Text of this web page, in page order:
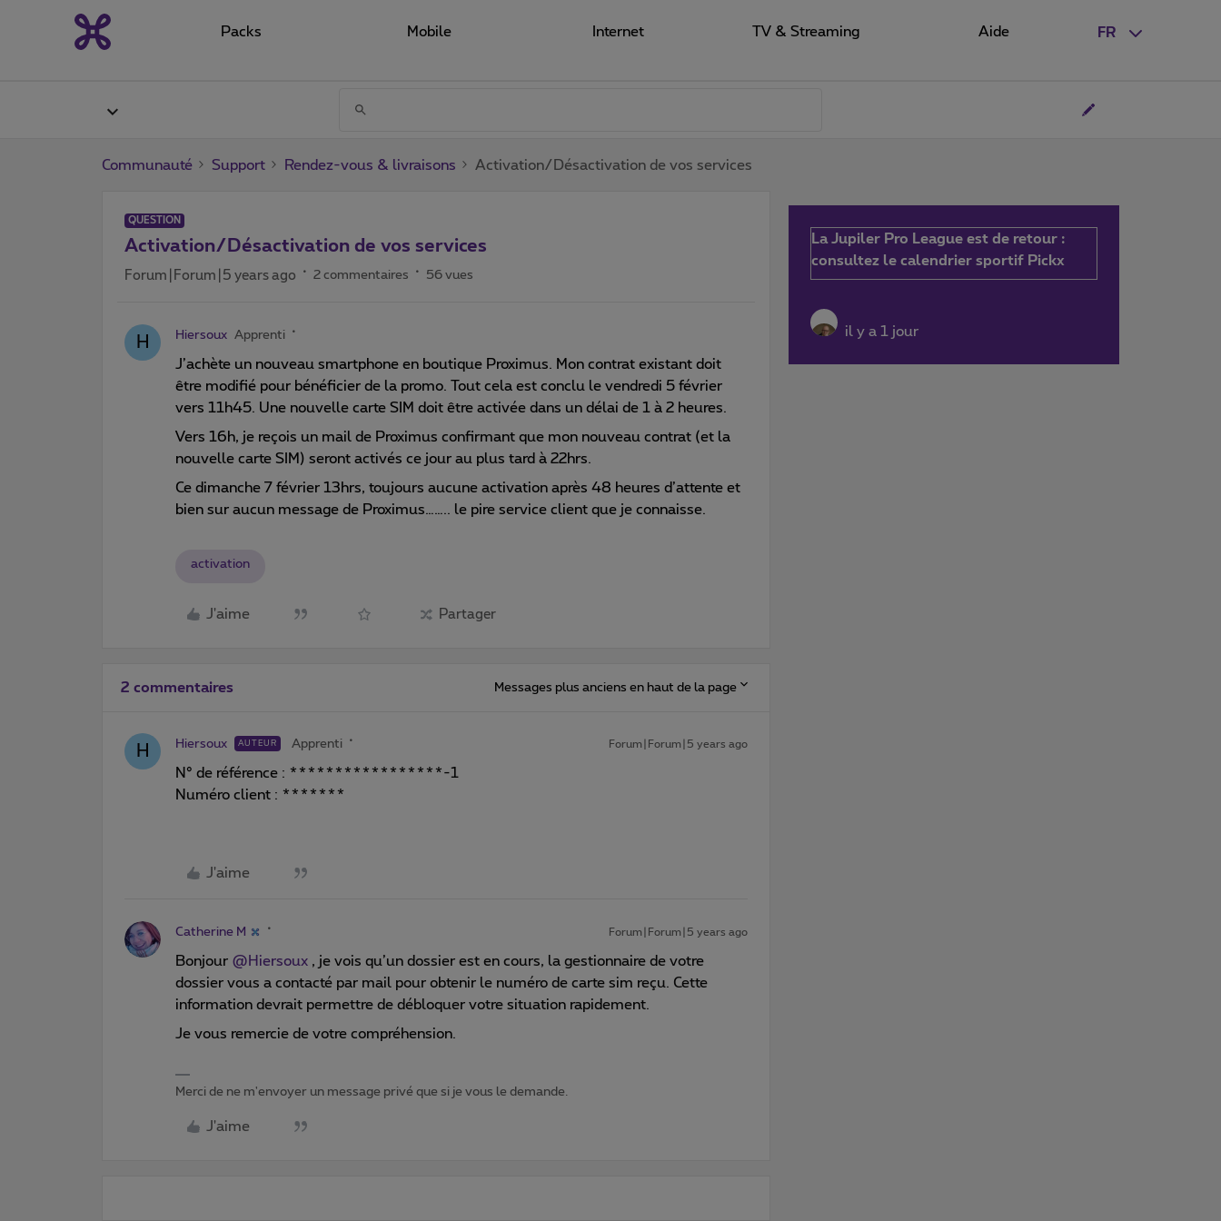
FR
Packs Mobile Internet TV & Streaming Aide
Communauté Support Rendez-vous & livraisons Activation/Désactivation de vos services
QUESTION
Activation/Désactivation de vos services
Forum|Forum|5 years ago 2 commentaires 56 vues
H Hiersoux Apprenti
J’achète un nouveau smartphone en boutique Proximus. Mon contrat existant doit
être modifié pour bénéficier de la promo. Tout cela est conclu le vendredi 5 février
vers 11h45. Une nouvelle carte SIM doit être activée dans un délai de 1 à 2 heures.
Vers 16h, je reçois un mail de Proximus confirmant que mon nouveau contrat (et la
nouvelle carte SIM) seront activés ce jour au plus tard à 22hrs.
Ce dimanche 7 février 13hrs, toujours aucune activation après 48 heures d’attente et
bien sur aucun message de Proximus…….. le pire service client que je connaisse.
activation
J'aime Partager
2 commentaires Messages plus anciens en haut de la page
H Hiersoux AUTEUR Apprenti Forum|Forum|5 years ago
N° de référence : *****************-1
Numéro client : *******
J'aime
Catherine M Forum|Forum|5 years ago
Bonjour @Hiersoux , je vois qu’un dossier est en cours, la gestionnaire de votre
dossier vous a contacté par mail pour obtenir le numéro de carte sim reçu. Cette
information devrait permettre de débloquer votre situation rapidement.
Je vous remercie de votre compréhension.
Merci de ne m'envoyer un message privé que si je vous le demande.
J'aime
La Jupiler Pro League est de retour :
consultez le calendrier sportif Pickx
il y a 1 jour